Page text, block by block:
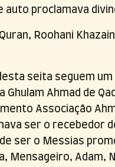
auto proclamava
Roohani
seita seguem um
Ghulam Ahmad de
Associação
ser o recebedor
ser o Messias
Mensageiro, Adam,